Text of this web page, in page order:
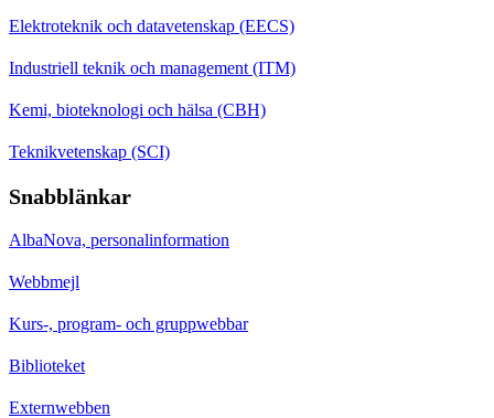
Elektroteknik och datavetenskap (EECS)
Industriell teknik och management (ITM)
Kemi, bioteknologi och hälsa (CBH)
Teknikvetenskap (SCI)
Snabblänkar
AlbaNova, personalinformation
Webbmejl
Kurs-, program- och gruppwebbar
Biblioteket
Externwebben